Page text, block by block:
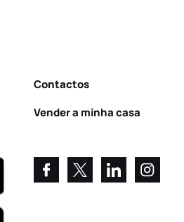
Contactos
Vender a minha casa